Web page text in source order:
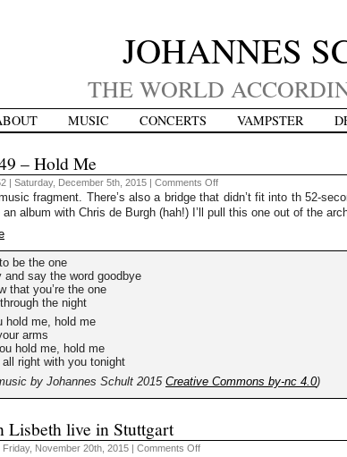
JOHANNES
THE WORLD
MUSIC CONCERTS VAMPSTER
– Hold Me
| Saturday, December 5th, 2015 | Comments Offon
Jutze
52
#49
fragment. There’s also a bridge that didn’t fit into th 52-
album with Chris de Burgh (hah!) I’ll pull this one out of the
be the one
and say the word goodbye
that you’re the one
the night
hold me, hold me
arms
hold me, hold me
right with you tonight
by Johannes Schult 2015 Creative Commons by-nc 4.0)
Lisbeth live in Stuttgart
Friday, November 20th, 2015 | Comments Offon